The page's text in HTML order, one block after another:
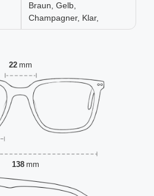
Braun, Gelb,
Champagner, Klar,
22 mm
138 mm